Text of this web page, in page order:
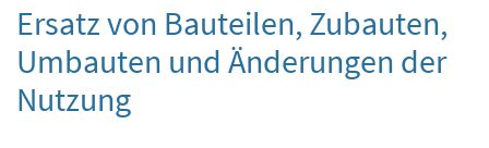
Ersatz von Bauteilen, Zubauten,
Umbauten und Änderungen der
Nutzung